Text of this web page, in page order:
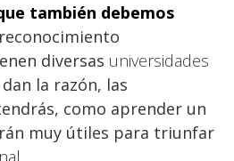
también debemos
diversas universidades
la razón, las
como aprender un
muy útiles para triunfar